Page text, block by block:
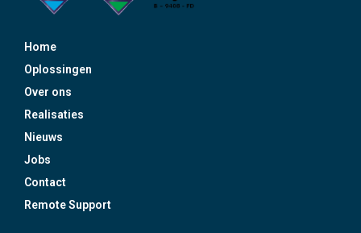
Home
Oplossingen
Over ons
Realisaties
Nieuws
Jobs
Contact
Remote Support